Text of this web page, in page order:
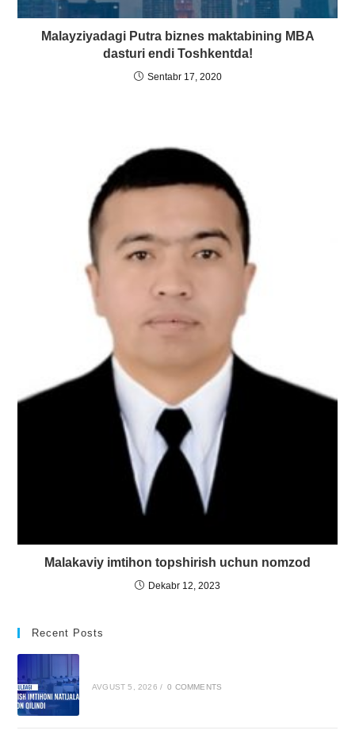
Malayziyadagi Putra biznes maktabining MBA
dasturi endi Toshkentda!
Sentabr 17, 2020
Malakaviy imtihon topshirish uchun nomzod
Dekabr 12, 2023
Recent Posts
AVGUST 5, 2026 / 0 COMMENTS